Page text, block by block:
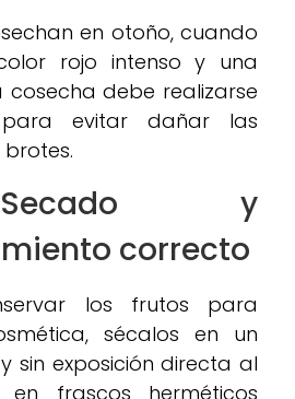
en otoño, cuando
rojo intenso y una
cosecha debe realizarse
para evitar dañar las
y
correcto
los frutos para
sécalos en un
sin exposición directa al
en frascos herméticos